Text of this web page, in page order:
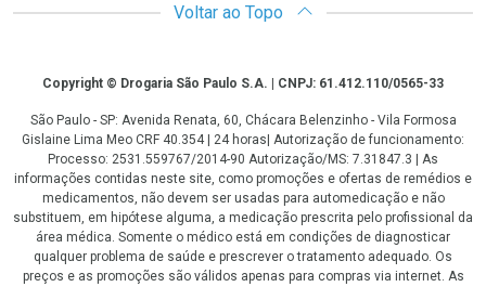
Voltar ao Topo
CopyrightCopyright © Drogaria São Paulo S.A. | CNPJ: 61.412.110/0565-33
São Paulo - SP: Avenida Renata, 60, Chácara Belenzinho - Vila Formosa
Gislaine Lima Meo CRF 40.354 | 24 horas| Autorização de funcionamento:
Processo: 2531.559767/2014-90 Autorização/MS: 7.31847.3 | As
informações contidas neste site, como promoções e ofertas de remédios e
medicamentos, não devem ser usadas para automedicação e não
substituem, em hipótese alguma, a medicação prescrita pelo profissional da
área médica. Somente o médico está em condições de diagnosticar
qualquer problema de saúde e prescrever o tratamento adequado. Os
preços e as promoções são válidos apenas para compras via internet. As